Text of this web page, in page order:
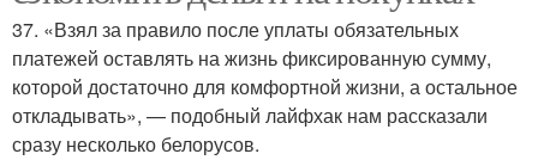
37. «Взял за правило после уплаты обязательных
платежей оставлять на жизнь фиксированную сумму,
которой достаточно для комфортной жизни, а остальное
откладывать», — подобный лайфхак нам рассказали
сразу несколько белорусов.